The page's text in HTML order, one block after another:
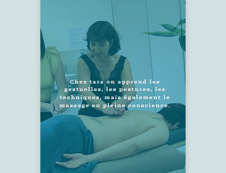
SUIVEZ-NOUS !